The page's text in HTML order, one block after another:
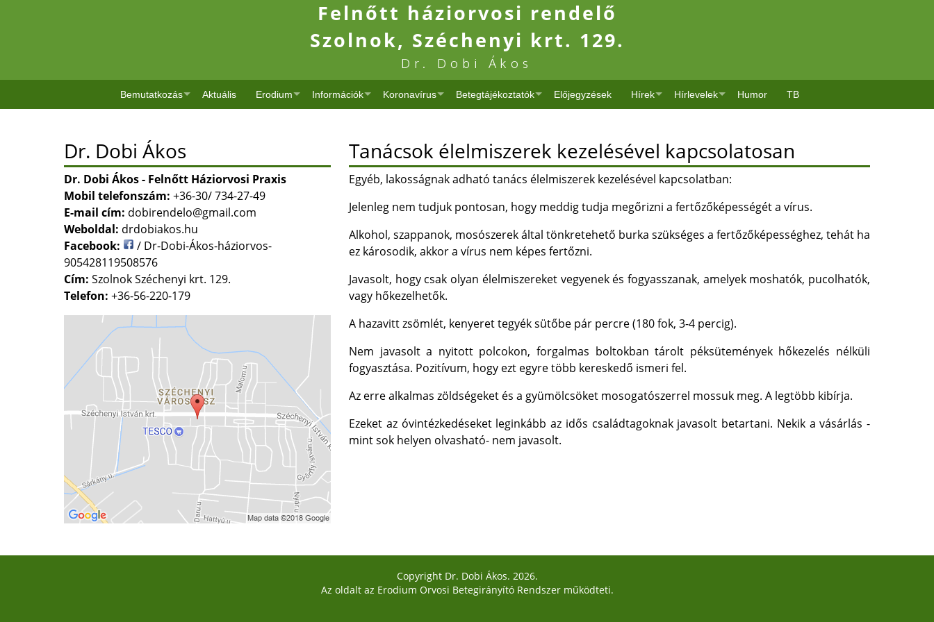
Felnőtt háziorvosi rendelő
Szolnok, Széchenyi krt. 129.
Dr. Dobi Ákos
Bemutatkozás Aktuális Erodium Információk Koronavírus Betegtájékoztatók Előjegyzések Hírek Hírlevelek Humor TB
Tanácsok élelmiszerek kezelésével kapcsolatosan
Egyéb, lakosságnak adható tanács élelmiszerek kezelésével kapcsolatban:
Jelenleg nem tudjuk pontosan, hogy meddig tudja megőrizni a fertőzőképességét a vírus.
Alkohol, szappanok, mosószerek által tönkretehető burka szükséges a fertőzőképességhez, tehát ha
ez károsodik, akkor a vírus nem képes fertőzni.
Javasolt, hogy csak olyan élelmiszereket vegyenek és fogyasszanak, amelyek moshatók, pucolhatók,
vagy hőkezelhetők.
A hazavitt zsömlét, kenyeret tegyék sütőbe pár percre (180 fok, 3-4 percig).
Nem javasolt a nyitott polcokon, forgalmas boltokban tárolt péksütemények hőkezelés nélküli
fogyasztása. Pozitívum, hogy ezt egyre több kereskedő ismeri fel.
Az erre alkalmas zöldségeket és a gyümölcsöket mosogatószerrel mossuk meg. A legtöbb kibírja.
Ezeket az óvintézkedéseket leginkább az idős családtagoknak javasolt betartani. Nekik a vásárlás -
mint sok helyen olvasható- nem javasolt.
Dr. Dobi Ákos
Dr. Dobi Ákos - Felnőtt Háziorvosi Praxis
Mobil telefonszám: +36-30/ 734-27-49
E-mail cím: dobirendelo@gmail.com
Weboldal: drdobiakos.hu
Facebook:
/ Dr-Dobi-Ákos-háziorvos-
905428119508576
Cím: Szolnok Széchenyi krt. 129.
Telefon: +36-56-220-179
Copyright Dr. Dobi Ákos. 2026.
Az oldalt az Erodium Orvosi Betegirányító Rendszerműködteti.